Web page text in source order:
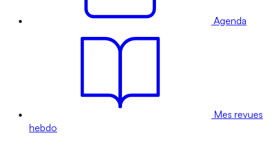
Agenda
Mes revues
hebdo